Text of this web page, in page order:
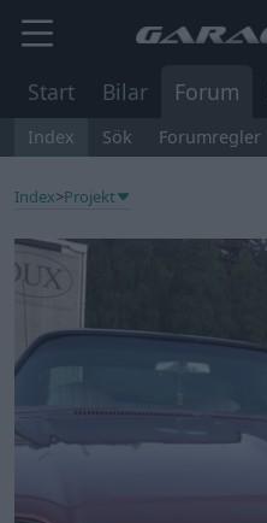
Start Bilar Forum
Index Sök Forumregler
Index>Projekt